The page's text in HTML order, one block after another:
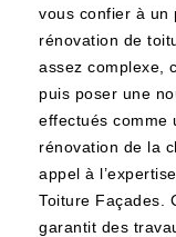
vous confier à un
rénovation de
assez complexe,
puis poser une
effectués comme
rénovation de la
appel à
Toiture Façades.
garantit des